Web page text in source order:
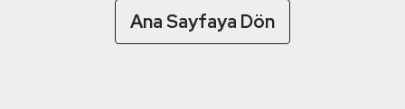
Ana Sayfaya Dön